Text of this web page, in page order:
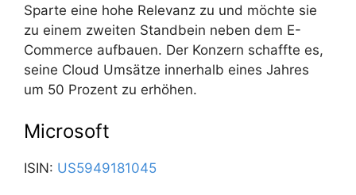
Sparte eine hohe Relevanz zu und möchte sie
zu einem zweiten Standbein neben dem E-
Commerce aufbauen. Der Konzern schaffte es,
seine Cloud Umsätze innerhalb eines Jahres
um 50 Prozent zu erhöhen.
Microsoft
ISIN: US5949181045